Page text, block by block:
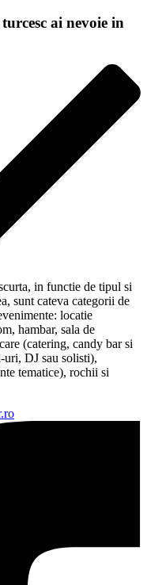
ai nevoie in
in functie de tipul si
sunt cateva categorii de
locatie
hambar, sala de
(catering, candy bar si
DJ sau solisti),
tematice), rochii si